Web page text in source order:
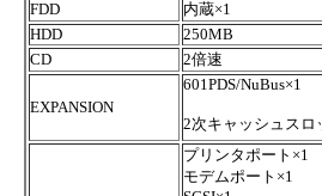
FDD
内蔵×1
HDD
250MB
CD
2倍速
EXPANSION
601PDS/NuBus×1
2次キャッシュスロ
プリンタポート×1
モデムポート×1